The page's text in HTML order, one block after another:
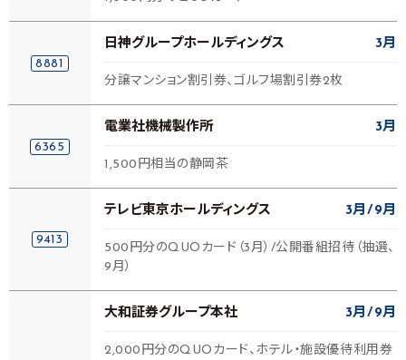
8881
日神グループホールディングス 3月
分譲マンション割引券、ゴルフ場割引券2枚
6365
電業社機械製作所 3月
1,500円相当の静岡茶
9413
テレビ東京ホールディングス 3月 9月
500円分のQUOカード（3月）/公開番組招待（抽選、
9月）
大和証券グループ本社 3月 9月
2,000円分のQUOカード、ホテル・施設優待利用券